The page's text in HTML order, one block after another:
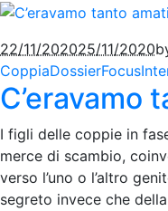
22/11/202025/11/2020
CoppiaDossierFocus
C’eravamo
I figli delle coppie in
merce di scambio,
verso l’uno o l’altro
segreto invece che